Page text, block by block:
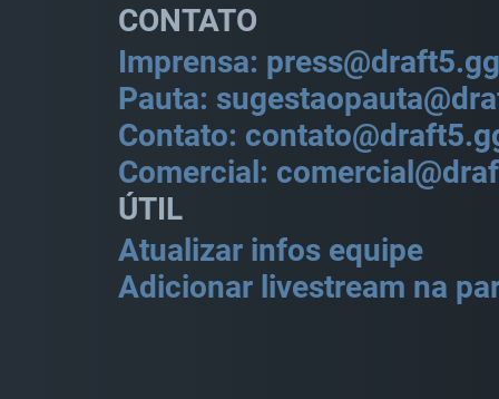
CONTATO
Imprensa: press@draft5.gg
Pauta:
Contato:
Comercial:
ÚTIL
Atualizar infos equipe
Adicionar livestream na